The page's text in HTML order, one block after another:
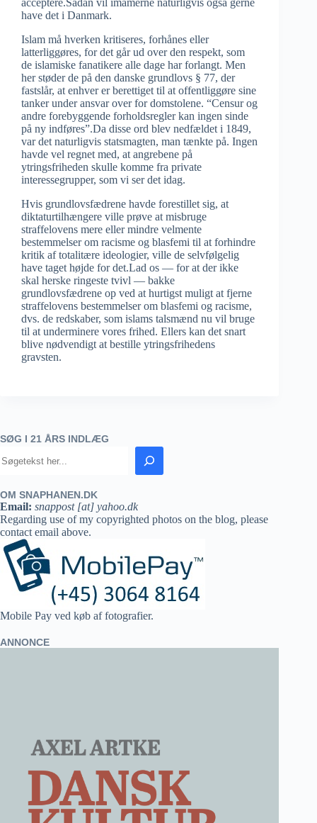
acceptere.Sådan vil imamerne naturligvis også gerne
have det i Danmark.
Islam må hverken kritiseres, forhånes eller
latterliggøres, for det går ud over den respekt, som
de islamiske fanatikere alle dage har forlangt. Men
her støder de på den danske grundlovs § 77, der
fastslår, at enhver er berettiget til at offentliggøre sine
tanker under ansvar over for domstolene. “Censur og
andre forebyggende forholdsregler kan ingen sinde
på ny indføres”.Da disse ord blev nedfældet i 1849,
var det naturligvis statsmagten, man tænkte på. Ingen
havde vel regnet med, at angrebene på
ytringsfriheden skulle komme fra private
interessegrupper, som vi ser det idag.
Hvis grundlovsfædrene havde forestillet sig, at
diktaturtilhængere ville prøve at misbruge
straffelovens mere eller mindre velmente
bestemmelser om racisme og blasfemi til at forhindre
kritik af totalitære ideologier, ville de selvfølgelig
have taget højde for det.Lad os — for at der ikke
skal herske ringeste tvivl — bakke
grundlovsfædrene op ved at hurtigst muligt at fjerne
straffelovens bestemmelser om blasfemi og racisme,
dvs. de redskaber, som islams talsmænd nu vil bruge
til at underminere vores frihed. Ellers kan det snart
blive nødvendigt at bestille ytringsfrihedens
gravsten.
SØG I 21 ÅRS INDLÆG
OM SNAPHANEN.DK
Email: snappost [at] yahoo.dk
Regarding use of my copyrighted photos on the blog, please
contact email above.
Mobile Pay ved køb af fotografier.
ANNONCE